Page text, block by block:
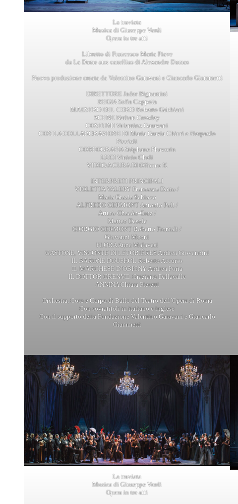
La traviata
Musica di Giuseppe Verdi
Opera in tre atti
Libretto di Francesco Maria Piave
da La Dame aux camélias di Alexandre Dumas
Nuova produzione creata da Valentino Garavani e Giancarlo Giammetti
DIRETTORE Jader Bignamini
REGIA Sofia Coppola
MAESTRO DEL CORO Roberto Gabbiani
SCENE Nathan Crowley
COSTUMI Valentino Garavani
CON LA COLLABORAZIONE DI Maria Grazia Chiuri e Pierpaolo
Piccioli
COREOGRAFIA Stéphane Phavorin
LUCI Vinicio Cheli
VIDEO A CURA DI Officine K
INTERPRETI PRINCIPALI
VIOLETTA VALERY Francesca Dotto /
Maria Grazia Schiavo
ALFREDO GERMONT Antonio Poli /
Arturo Chacón-Cruz /
Matteo Desole
GIORGIO GERMONT Roberto Frontali /
Giovanni Meoni
FLORA Anna Malavasi
GASTONE, VISCONTE DI LÉTORIÈRES Andrea Giovannini
IL BARONE DOUPHOL Roberto Accurso
IL MARCHESE D’OBIGNY Andrea Porta
IL DOTTOR GRENVIL Graziano Dallavalle
ANNINA Chiara Pieretti
Orchestra, Coro e Corpo di Ballo del Teatro dell’Opera di Roma
Con sovratitoli in italiano e inglese
Con il supporto della Fondazione Valentino Garavani e Giancarlo
Giammetti
La traviata
Musica di Giuseppe Verdi
Opera in tre atti